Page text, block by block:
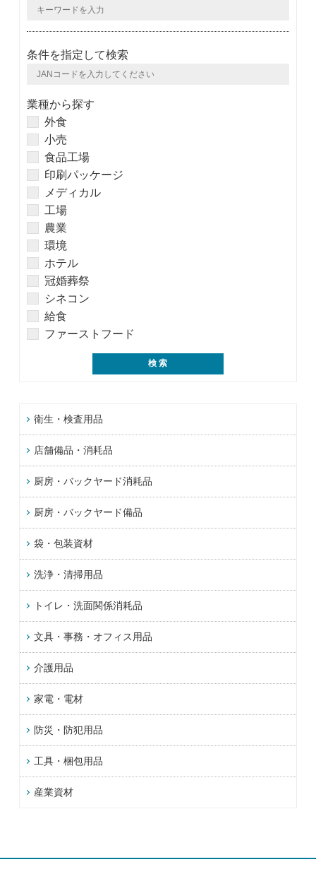
条件を指定して検索
業種から探す
外食
小売
食品工場
印刷パッケージ
メディカル
工場
農業
環境
ホテル
冠婚葬祭
シネコン
給食
ファーストフード
衛生・検査用品
店舗備品・消耗品
厨房・バックヤード消耗品
厨房・バックヤード備品
袋・包装資材
洗浄・清掃用品
トイレ・洗面関係消耗品
文具・事務・オフィス用品
介護用品
家電・電材
防災・防犯用品
工具・梱包用品
産業資材